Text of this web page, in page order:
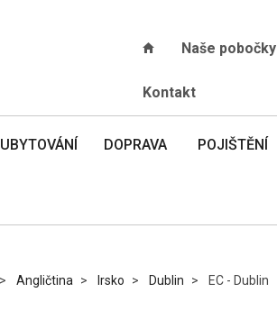
Naše pobočky
Kontakt
UBYTOVÁNÍ DOPRAVA POJIŠTĚNÍ
Angličtina Irsko Dublin EC - Dublin